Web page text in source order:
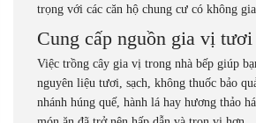
trọng với các căn hộ chung cư có không
Cung cấp nguồn gia vị
Việc trồng cây gia vị trong nhà bếp giúp
nguyên liệu tươi, sạch, không thuốc bảo
nhánh húng quế, hành lá hay hương thảo